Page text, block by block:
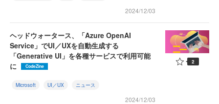
2024/12/03
ヘッドウォータース、「Azure OpenAI
Service」でUI／UXを自動生成する
「Generative UI」を各種サービスで利用可能
に
CodeZine
Microsoft UI／UX ニュース
2024/12/03
2